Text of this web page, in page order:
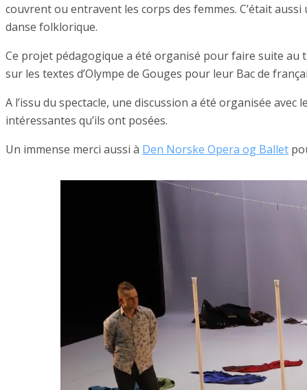
couvrent ou entravent les corps des femmes. C’était
danse folklorique.
Ce projet pédagogique a été organisé pour faire suite au
sur les textes d’Olympe de Gouges pour leur Bac de
A l’issu du spectacle, une discussion a été organisée
intéressantes qu’ils ont posées.
Un immense merci aussi à Den Norske Opera og Ballet